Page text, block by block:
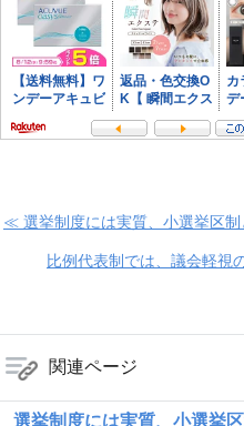
≪ 選挙制度には実質、小選挙区
比例代表制では、議会軽視
関連ページ
選挙制度には実質、小選挙